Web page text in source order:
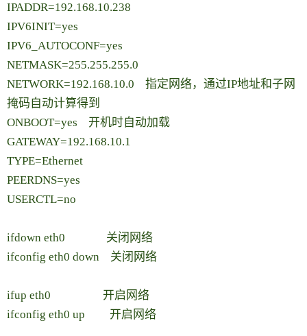
IPADDR=192.168.10.238
IPV6INIT=yes
IPV6_AUTOCONF=yes
NETMASK=255.255.255.0
NETWORK=192.168.10.0 指定网络，通过IP地址和子网
掩码自动计算得到
ONBOOT=yes 开机时自动加载
GATEWAY=192.168.10.1
TYPE=Ethernet
PEERDNS=yes
USERCTL=no
ifdown eth0 关闭网络
ifconfig eth0 down 关闭网络
ifup eth0 开启网络
ifconfig eth0 up 开启网络